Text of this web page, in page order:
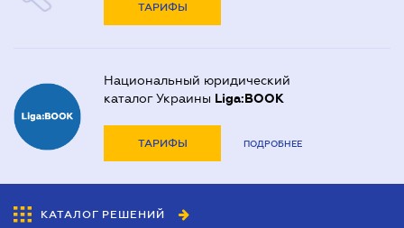
ТАРИФЫ
Национальный юридический
каталог Украины Liga:BOOK
ТАРИФЫ ПОДРОБНЕЕ
КАТАЛОГ РЕШЕНИЙ